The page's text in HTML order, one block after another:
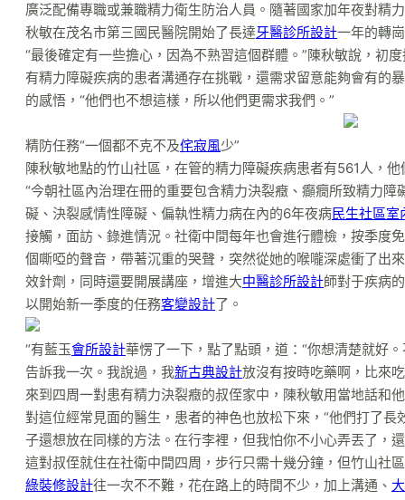
廣泛配備專職或兼職精力衛生防治人員。隨著國家加年夜對精
秋敏在茂名市第三國民醫院開始了長達牙醫診所設計一年的轉
“最後確定有一些擔心，因為不熟習這個群體。”陳秋敏說，初
有精力障礙疾病的患者溝通存在挑戰，還需求留意能夠會有的
的感悟，“他們也不想這樣，所以他們更需求我們。”
精防任務“一個都不克不及侘寂風少”
陳秋敏地點的竹山社區，在管的精力障礙疾病患者有561人，
“今朝社區內治理在冊的重要包含精力決裂癥、癲癇所致精力
礙、決裂感情性障礙、偏執性精力病在內的6年夜病民生社區室
接觸，面訪、錄進情況。社衛中間每年也會進行體檢，按季
個嘶啞的聲音，帶著沉重的哭聲，突然從她的喉嚨深處衝了出
效針劑，同時還要開展講座，增進大中醫診所設計師對于疾病
以開始新一季度的任務客變設計了。
“有藍玉會所設計華愣了一下，點了點頭，道：“你想清楚就好
告訴我一次。我說過，我新古典設計放沒有按時吃藥啊，比來
來到四周一對患有精力決裂癥的叔侄家中，陳秋敏用當地話和
對這位經常見面的醫生，患者的神色也放松下來，“他們打了
子還想放在同樣的方法。在行李裡，但我怕你不小心弄丟了，
這對叔侄就住在社衛中間四周，步行只需十幾分鐘，但竹山社
綠裝修設計往一次不不難，花在路上的時間不少，加上溝通、